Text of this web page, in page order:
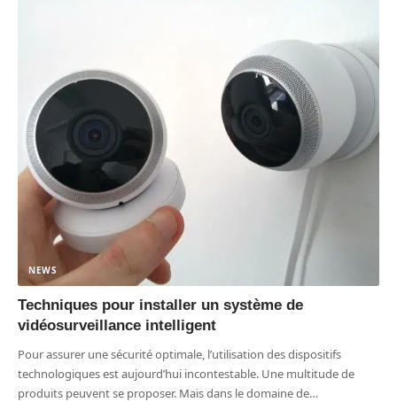
NEWS
Techniques pour installer un système de
vidéosurveillance intelligent
Pour assurer une sécurité optimale, l’utilisation des dispositifs
technologiques est aujourd’hui incontestable. Une multitude de
produits peuvent se proposer. Mais dans le domaine de…